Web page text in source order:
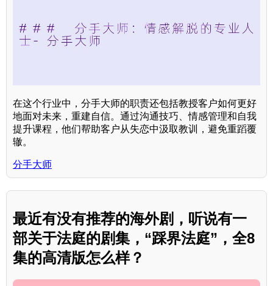
在这个行业中，分手大师的职责还包括教授客户如何更好
地面对未来，重建自信。通过沟通技巧、情感管理和自我
提升课程，他们帮助客户从失恋中汲取教训，避免重蹈覆
辙。
分手大师
最近有没有推荐的海外剧，听说有一
部关于法庭的剧集，“踩界法庭”，全8
集的高清版怎么样？